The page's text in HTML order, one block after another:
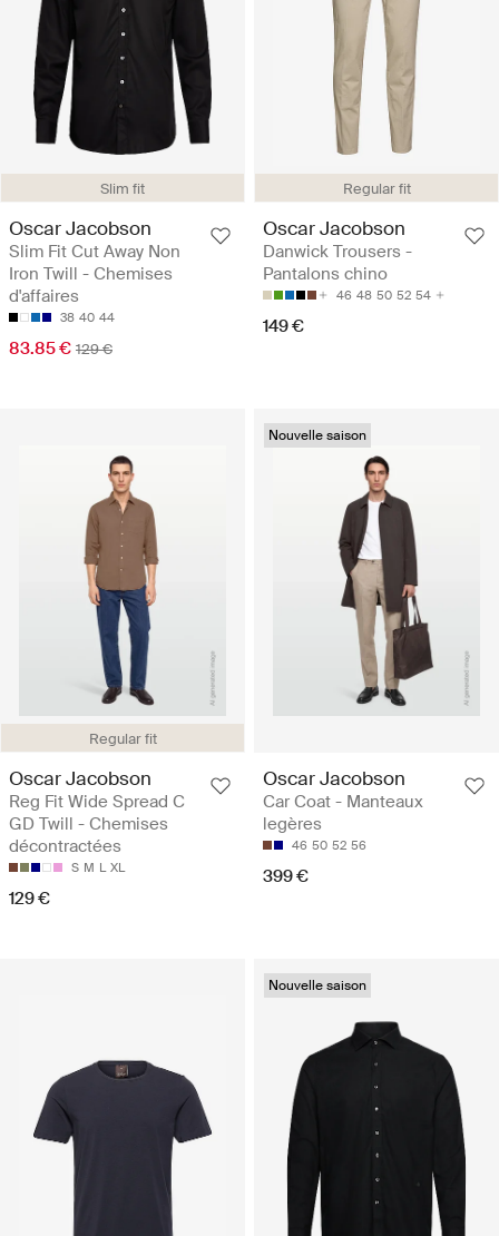
Slim fit
Oscar Jacobson
Slim Fit Cut Away Non
Iron Twill - Chemises
d'affaires
38 40 44
83.85 € 129 €
Regular fit
Oscar Jacobson
Danwick Trousers -
Pantalons chino
46 48 50 52 54
149 €
Regular fit
Oscar Jacobson
Reg Fit Wide Spread C
GD Twill - Chemises
décontractées
S M L XL
129 €
Nouvelle saison
Oscar Jacobson
Car Coat - Manteaux
legères
46 50 52 56
399 €
Nouvelle saison